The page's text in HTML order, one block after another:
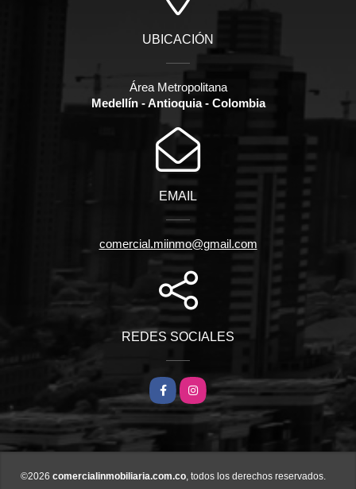
UBICACIÓN
Área Metropolitana
Medellín - Antioquia - Colombia
EMAIL
comercial.miinmo@gmail.com
REDES SOCIALES
FacebookInstagram
©2026 comercialinmobiliaria.com.co, todos los derechos reservados.